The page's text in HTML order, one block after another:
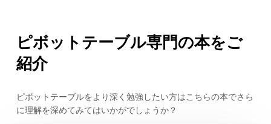
ピボットテーブル専門の本をご
紹介
ピボットテーブルをより深く勉強したい方はこちらの本でさら
に理解を深めてみてはいかがでしょうか？